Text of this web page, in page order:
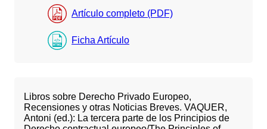
Artículo completo (PDF)
Ficha Artículo
Libros sobre Derecho Privado Europeo,
Recensiones y otras Noticias Breves. VAQUER,
Antoni (ed.): La tercera parte de los Principios de